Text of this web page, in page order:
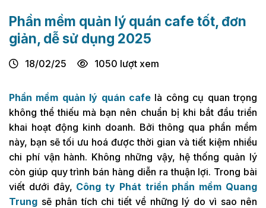
Phần mềm quản lý quán cafe tốt, đơn
giản, dễ sử dụng 2025
18/02/25 1050 lượt xem
Phần mềm quản lý quán cafe là công cụ quan trọng
không thể thiếu mà bạn nên chuẩn bị khi bắt đầu triển
khai hoạt động kinh doanh. Bởi thông qua phần mềm
này, bạn sẽ tối ưu hoá được thời gian và tiết kiệm nhiều
chi phí vận hành. Không những vậy, hệ thống quản lý
còn giúp quy trình bán hàng diễn ra thuận lợi. Trong bài
viết dưới đây, Công ty Phát triển phần mềm Quang
Trung sẽ phân tích chi tiết về những lý do vì sao nên